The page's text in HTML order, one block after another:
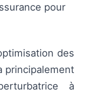
pour
des
principalement
à